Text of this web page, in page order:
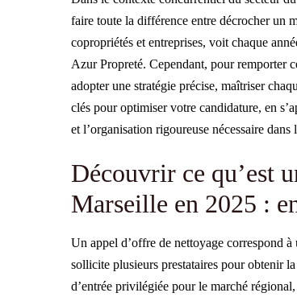
faire toute la différence entre décrocher un
copropriétés et entreprises, voit chaque
Azur Propreté. Cependant, pour remporter
adopter une stratégie précise, maîtriser
clés pour optimiser votre candidature, en
et l’organisation rigoureuse nécessaire
Découvrir ce qu’est
Marseille en 2025 :
Un appel d’offre de nettoyage correspond
sollicite plusieurs prestataires pour obtenir
d’entrée privilégiée pour le marché